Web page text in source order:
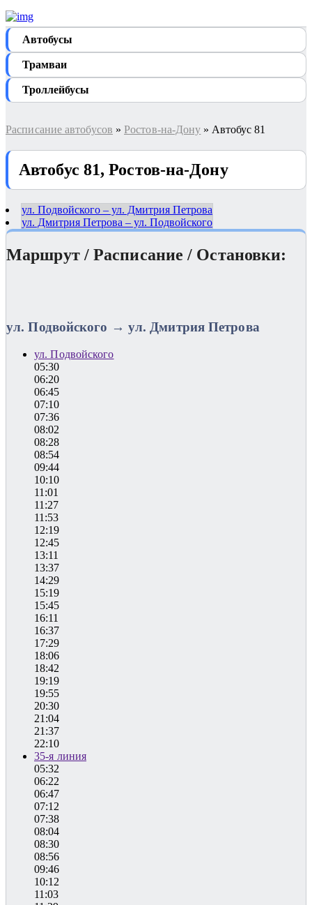
Автобуcы
Трамваи
Троллейбусы
Расписание автобусов » Ростов-на-Дону » Автобус 81
Автобус 81, Ростов-на-Дону
ул. Подвойского – ул. Дмитрия Петрова
ул. Дмитрия Петрова – ул. Подвойского
Маршрут / Расписание / Остановки:
ул. Подвойского → ул. Дмитрия Петрова
ул. Подвойского
05:30
06:20
06:45
07:10
07:36
08:02
08:28
08:54
09:44
10:10
11:01
11:27
11:53
12:19
12:45
13:11
13:37
14:29
15:19
15:45
16:11
16:37
17:29
18:06
18:42
19:19
19:55
20:30
21:04
21:37
22:10
35-я линия
05:32
06:22
06:47
07:12
07:38
08:04
08:30
08:56
09:46
10:12
11:03